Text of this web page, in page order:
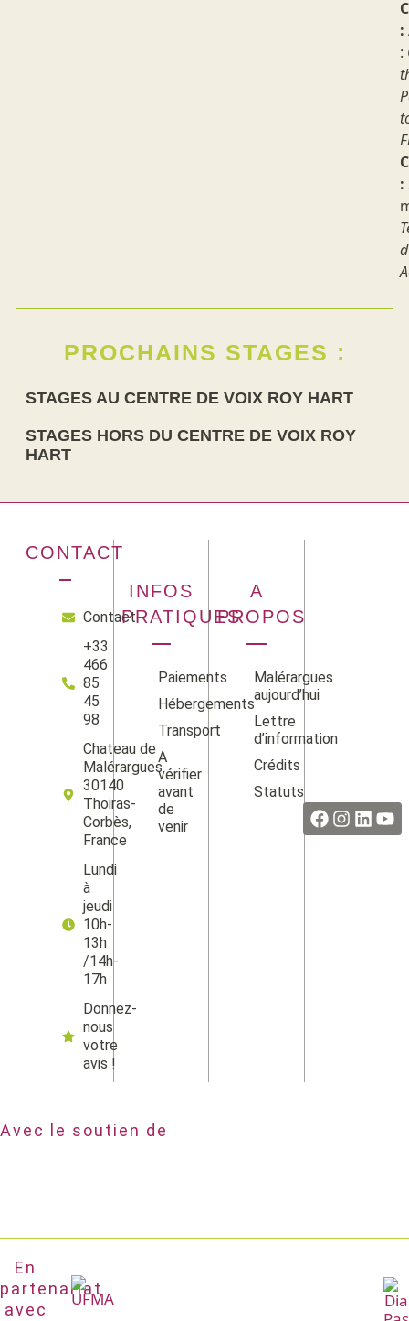
:
:
:
PROCHAINS STAGES :
STAGES AU CENTRE DE VOIX ROY HART
STAGES HORS DU CENTRE DE VOIX ROY
HART
CONTACT
Contact
+33
466
85
45
98
Chateau de
Malérargues
30140
Thoiras-
Corbès,
France
Lundi
à
jeudi
10h-
13h
/14h-
17h
Donnez-
nous
votre
avis !
INFOS
PRATIQUES
Paiements
Hébergements
Transport
A
vérifier
avant
de
venir
A
PROPOS
Malérargues
aujourd’hui
Lettre
d’information
Crédits
Statuts
Avec le soutien de
En
partenariat
avec